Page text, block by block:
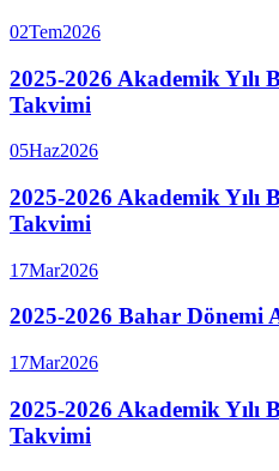
02Tem2026
2025-2026 Akademik Yılı
Takvimi
05Haz2026
2025-2026 Akademik Yılı
Takvimi
17Mar2026
2025-2026 Bahar Dönemi
17Mar2026
2025-2026 Akademik Yılı
Takvimi